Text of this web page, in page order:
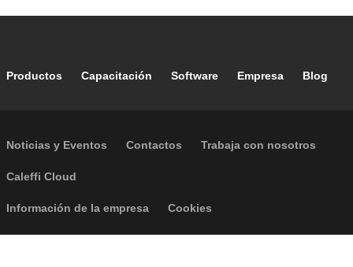
Footer main navigation
Productos Capacitación Software Empresa Blog
Footer secondary navigation
Noticias y Eventos Contactos Trabaja con nosotros
Caleffi Cloud
Footer menu
Información de la empresa Cookies